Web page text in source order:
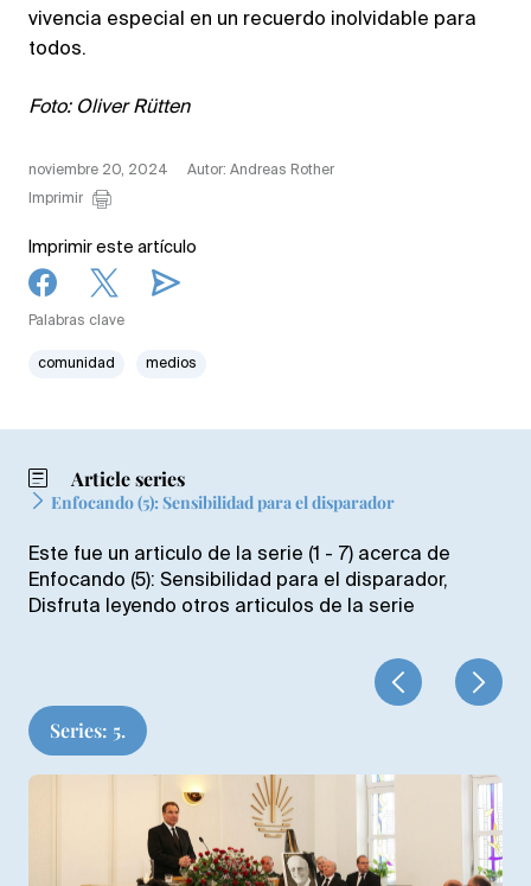
vivencia especial en un recuerdo inolvidable para
todos.
Foto: Oliver Rütten
noviembre 20, 2024
Autor: Andreas Rother
Imprimir
Imprimir este artículo
Palabras clave
comunidad medios
Article series
Enfocando (5): Sensibilidad para el disparador
Este fue un articulo de la serie (1 - 7) acerca de
Enfocando (5): Sensibilidad para el disparador,
Disfruta leyendo otros articulos de la serie
Series: 5.